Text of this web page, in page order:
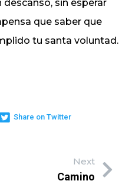
descanso, sin esperar
que saber que
tu santa voluntad.
Share on Twitter
Next
Camino